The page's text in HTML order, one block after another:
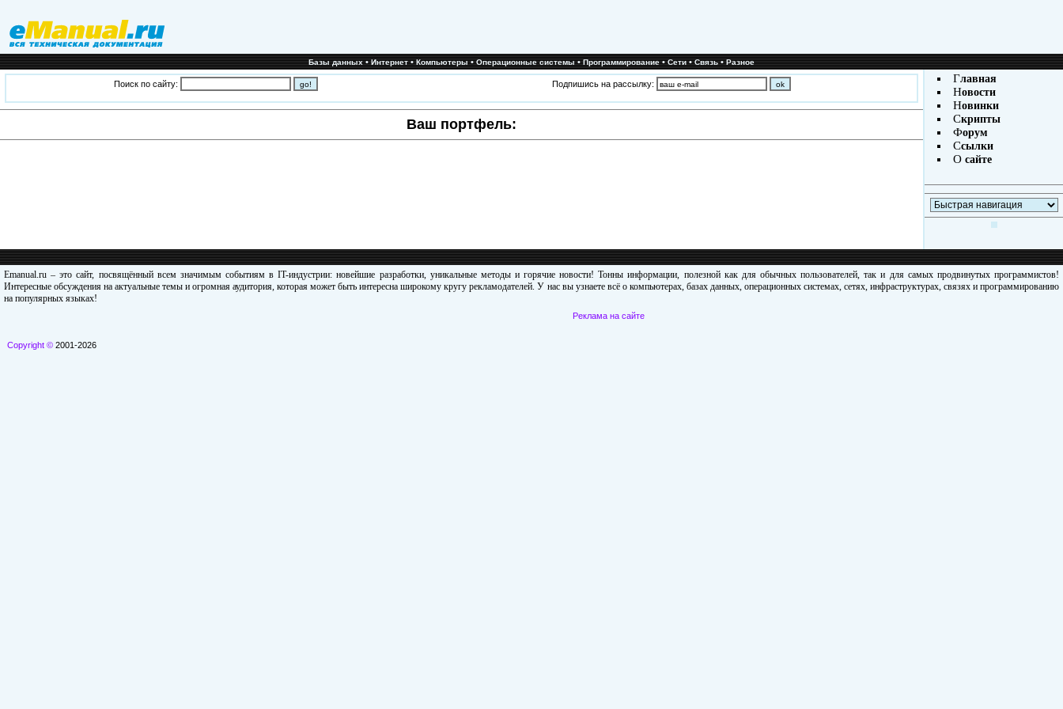
Базы данных•Интернет•Компьютеры•Операционные системы•Программирование•Сети•Связь•Разное
Поиск по сайту: Подпишись на рассылку:
Ваш портфель:
Главная
Новости
Новинки
Скрипты
Форум
Ссылки
Осайте
Emanual.ru – это сайт, посвящённый всем значимым событиям в IT-индустрии: новейшие разработки, уникальные методы и горячие новости! Тонны информации, полезной как для обычных пользователей, так и для самых продвинутых программистов!
Интересные обсуждения на актуальные темы и огромная аудитория, которая может быть интересна широкому кругу рекламодателей. У нас вы узнаете всё о компьютерах, базах данных, операционных системах, сетях, инфраструктурах, связях и программированию
на популярных языках!
Copyright © 2001-2026
Реклама на сайте